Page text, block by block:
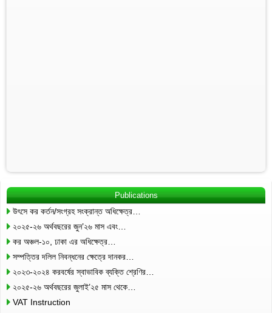
Publications
উৎসে কর কর্তন/সংগ্রহ সংক্রান্ত অধিক্ষেত্র…
২০২৫-২৬ অর্থবছরের জুন’২৬ মাস এবং…
কর অঞ্চল-১০, ঢাকা এর অধিক্ষেত্র…
সম্পত্তির দলিল নিবন্ধনের ক্ষেত্রে দানকর…
২০২৩-২০২৪ করবর্ষের স্বাভাবিক ব্যক্তি শ্রেণির…
২০২৫-২৬ অর্থবছরের জুলাই’২৫ মাস থেকে…
VAT Instruction